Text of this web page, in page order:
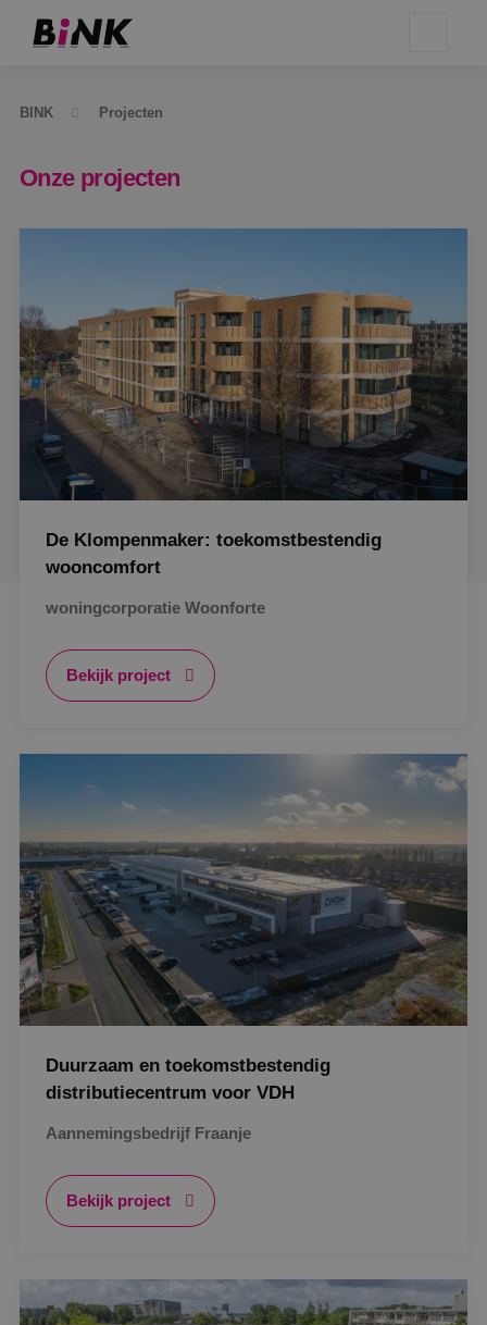
BINK Projecten
Onze projecten
De Klompenmaker: toekomstbestendig
wooncomfort
woningcorporatie Woonforte
Bekijk project
Duurzaam en toekomstbestendig
distributiecentrum voor VDH
Aannemingsbedrijf Fraanje
Bekijk project